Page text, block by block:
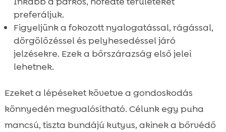
preferáljuk.
Figyeljünk a fokozott nyalogatással, rágással,
dörgölőzéssel és pelyhesedéssel járó
jelzésekre. Ezek a bőrszárazság első jelei
lehetnek.
Ezeket a lépéseket követve a gondoskodás
könnyedén megvalósítható. Célunk egy puha
mancsú, tiszta bundájú kutyus, akinek a bőrvédő